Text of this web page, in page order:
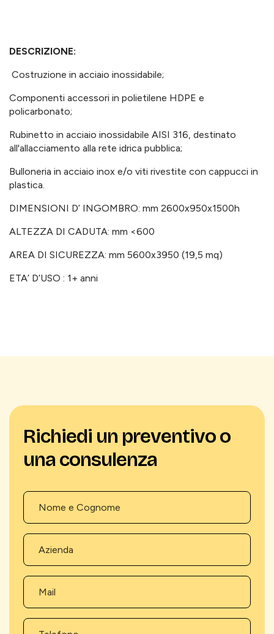
DESCRIZIONE:
Costruzione in acciaio inossidabile;
Componenti accessori in polietilene HDPE e
policarbonato;
Rubinetto in acciaio inossidabile AISI 316, destinato
all'allacciamento alla rete idrica pubblica;
Bulloneria in acciaio inox e/o viti rivestite con cappucci in
plastica.
DIMENSIONI D’ INGOMBRO: mm 2600x950x1500h
ALTEZZA DI CADUTA: mm <600
AREA DI SICUREZZA: mm 5600x3950 (19,5 mq)
ETA’ D’USO : 1+ anni
Richiedi un preventivo o
una consulenza